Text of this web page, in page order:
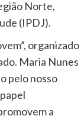
Norte,
(IPDJ).
organizado
Maria Nunes
pelo nosso
a